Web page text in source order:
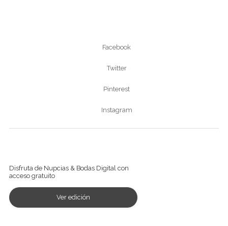
Facebook
Twitter
Pinterest
Instagram
Disfruta de Nupcias & Bodas Digital con
acceso gratuito
Ver edición